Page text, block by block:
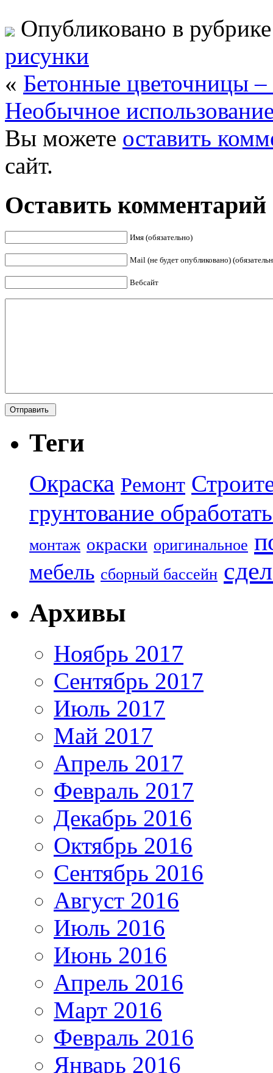
Опубликовано в
рисунки
« Бетонные цветочницы
Необычное
Вы можете оставить
сайт.
Оставить комментарий
Имя (обязательно)
Mail (не будет опубликовано)
Вебсайт
Теги
Окраска Ремонт
грунтование
монтаж окраски оригинальное
мебель сборный бассейн
Архивы
Ноябрь 2017
Сентябрь 2017
Июль 2017
Май 2017
Апрель 2017
Февраль 2017
Декабрь 2016
Октябрь 2016
Сентябрь 2016
Август 2016
Июль 2016
Июнь 2016
Апрель 2016
Март 2016
Февраль 2016
Январь 2016